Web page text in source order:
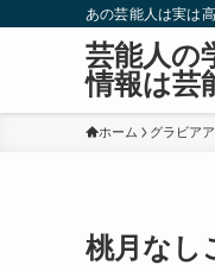
あの芸能人は実は
芸能人の
情報は芸
ホーム グラビア
桃月なし